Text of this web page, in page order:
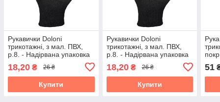
Рукавички Doloni
трикотажні, з мал. ПВХ,
р.8. - Надірвана упаковка
18,20 ₴ 26 ₴
Купити
Рукавички Doloni
трикотажні, з мал. ПВХ,
р.8. - Надірвана упаковка
18,20₴ 26 ₴
Купити
51